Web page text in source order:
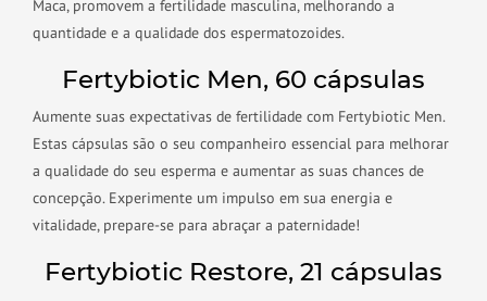
Maca, promovem a fertilidade masculina, melhorando a
quantidade e a qualidade dos espermatozoides.
Fertybiotic Men, 60 cápsulas
Aumente suas expectativas de fertilidade com Fertybiotic Men.
Estas cápsulas são o seu companheiro essencial para melhorar
a qualidade do seu esperma e aumentar as suas chances de
concepção. Experimente um impulso em sua energia e
vitalidade, prepare-se para abraçar a paternidade!
Fertybiotic Restore, 21 cápsulas